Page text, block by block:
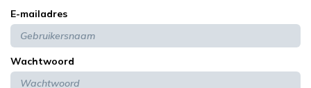
E-mailadres
Wachtwoord